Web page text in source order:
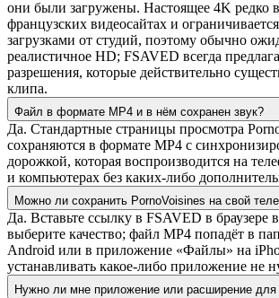
они были загружены. Настоящее 4K редко
французских видеосайтах и
загрузками от студий, поэтому обычно
реалистичное HD; FSAVED всегда
разрешения, которые действительно
клипа.
Файл в формате MP4 и в нём сохранен звук?
Да. Стандартные страницы просмотра
сохраняются в формате MP4 с
дорожкой, которая воспроизводится на
и компьютерах без каких-либо
Можно ли сохранить PornoVoisines на свой
Да. Вставьте ссылку в FSAVED в браузере
выберите качество; файл MP4 попадёт в
Android или в приложение «Файлы» на
устанавливать какое-либо приложение не
Нужно ли мне приложение или расширение для